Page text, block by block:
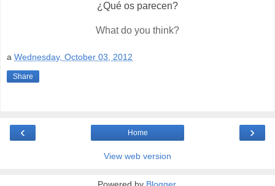
¿Qué os parecen?
What do you think?
a Wednesday, October 03, 2012
Share
‹ ›
Home
View web version
Powered by Blogger.